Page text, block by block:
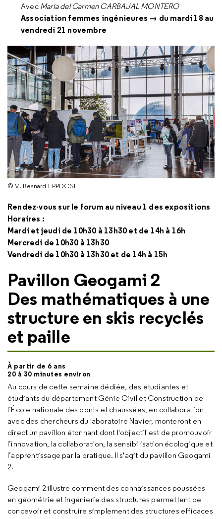
Avec Maria del Carmen CARBAJAL MONTERO
Association femmes ingénieures → du mardi 18 au
vendredi 21 novembre
© V. Besnard EPPDCSI
Rendez-vous sur le forum au niveau 1 des expositions
Horaires :
Mardi et jeudi de 10h30 à 13h30 et de 14h à 16h
Mercredi de 10h30 à 13h30
Vendredi de 10h30 à 13h30 et de 14h à 15h
Pavillon Geogami 2
Des mathématiques à une
structure en skis recyclés
et paille
À partir de 6 ans
20 à 30 minutes environ
Au cours de cette semaine dédiée, des étudiantes et
étudiants du département Génie Civil et Construction de
l’École nationale des ponts et chaussées, en collaboration
avec des chercheurs du laboratoire Navier, monteront en
direct un pavillon étonnant dont l'objectif est de promouvoir
l’innovation, la collaboration, la sensibilisation écologique et
l’apprentissage par la pratique. Il s'agit du pavillon Geogami
2.
Geogami 2 illustre comment des connaissances poussées
en géométrie et ingénierie des structures permettent de
concevoir et construire simplement des structures efficaces